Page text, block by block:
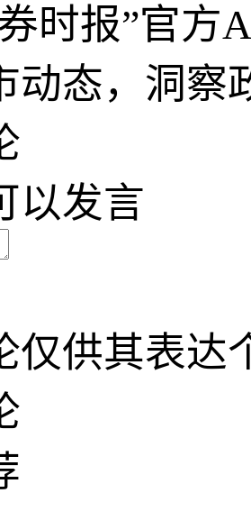
时报”官方
动态，洞察
以发言
仅供其表达